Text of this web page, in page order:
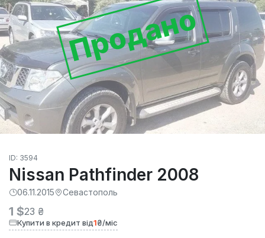
Продано
ID: 3594
Nissan Pathfinder 2008
06.11.2015 Севастополь
1 $23 ₴
Купити в кредит від1₴/міс